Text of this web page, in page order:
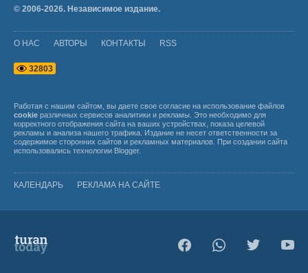
© 2006-2026. Независимое издание.
О НАС АВТОРЫ КОНТАКТЫ RSS
32803
Работая с нашим сайтом, вы даете свое согласие на использование файлов
cookie различных сервисов аналитики и рекламы. Это необходимо для
корректного отображения сайта на ваших устройствах, показа целевой
рекламы и анализа нашего трафика. Издание не несет ответственности за
содержимое сторонних сайтов и рекламных материалов. При создании сайта
использовались технологии Blogger.
КАЛЕНДАРЬ РЕКЛАМА НА САЙТЕ